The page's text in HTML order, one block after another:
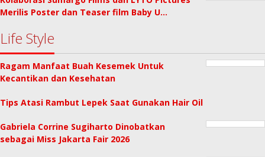
Merilis Poster dan Teaser film Baby U…
Life Style
Ragam Manfaat Buah Kesemek Untuk
Kecantikan dan Kesehatan
Tips Atasi Rambut Lepek Saat Gunakan Hair Oil
Gabriela Corrine Sugiharto Dinobatkan
sebagai Miss Jakarta Fair 2026